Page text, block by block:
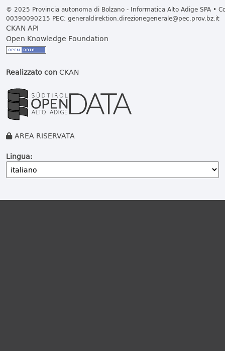
© 2025 Provincia autonoma di Bolzano - Informatica Alto Adige SPA •
00390090215 PEC: generaldirektion.direzionegenerale@pec.prov.bz.it
CKAN API
Open Knowledge Foundation
Realizzato conCKAN
AREA RISERVATA
Lingua